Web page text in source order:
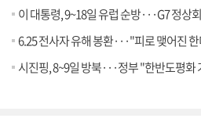
이 대통령, 9~18일 유럽 순방···G7 정상
6.25 전사자 유해 봉환···"피로 맺어진
시진핑, 8~9일 방북···정부 "한반도평화 기